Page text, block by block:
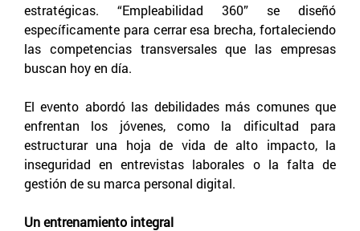
estratégicas. “Empleabilidad 360” se diseñó
específicamente para cerrar esa brecha, fortaleciendo
las competencias transversales que las empresas
buscan hoy en día.
El evento abordó las debilidades más comunes que
enfrentan los jóvenes, como la dificultad para
estructurar una hoja de vida de alto impacto, la
inseguridad en entrevistas laborales o la falta de
gestión de su marca personal digital.
Un entrenamiento integral